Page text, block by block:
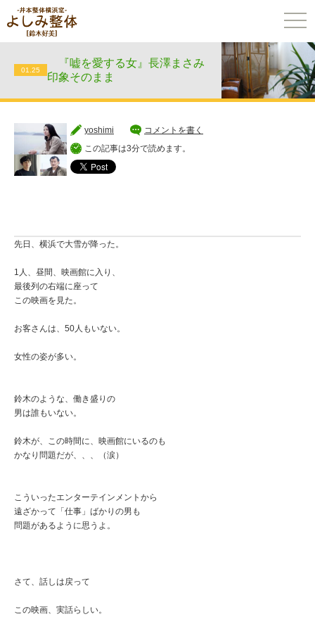
01.25
『嘘を愛する女』長澤まさみ
印象そのまま
yoshimi
コメントを書く
この記事は3分で読めます。
先日、横浜で大雪が降った。
1人、昼間、映画館に入り、
最後列の右端に座って
この映画を見た。
お客さんは、50人もいない。
女性の姿が多い。
鈴木のような、働き盛りの
男は誰もいない。
鈴木が、この時間に、映画館にいるのも
かなり問題だが、、、（涙）
こういったエンターテインメントから
遠ざかって「仕事」ばかりの男も
問題があるように思うよ。
さて、話しは戻って
この映画、実話らしい。